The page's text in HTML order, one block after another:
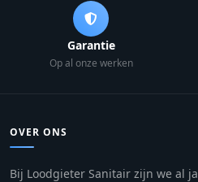
Garantie
Op al onze werken
OVER ONS
Bij Loodgieter Sanitair zijn we al